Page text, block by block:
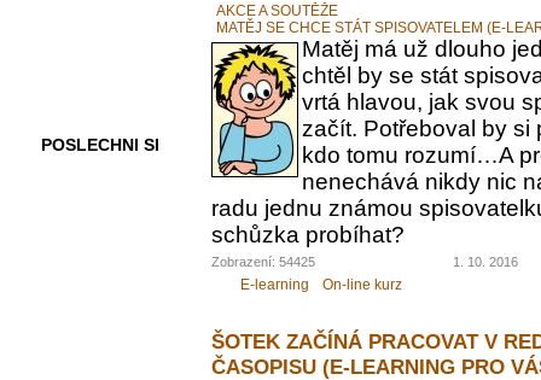
POSLECHNI SI
AKCE A SOUTĚŽE
MATĚJ SE CHCE STÁT SPISOVATELEM (E-
Matěj má už dlouho
chtěl by se stát
vrtá hlavou, jak svou
začít. Potřeboval by si
kdo tomu rozumí…A
nenechává nikdy nic
radu jednu známou
schůzka probíhat?
Zobrazení: 54425 1. 10. 2016
E-learning On-line kurz
ŠOTEK ZAČÍNÁ PRACOVAT V
ČASOPISU (E-LEARNING PRO